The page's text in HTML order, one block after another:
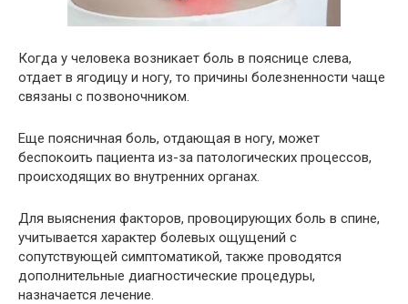
Когда у человека возникает боль в пояснице слева,
отдает в ягодицу и ногу, то причины болезненности чаще
связаны с позвоночником.
Еще поясничная боль, отдающая в ногу, может
беспокоить пациента из-за патологических процессов,
происходящих во внутренних органах.
Для выяснения факторов, провоцирующих боль в спине,
учитывается характер болевых ощущений с
сопутствующей симптоматикой, также проводятся
дополнительные диагностические процедуры,
назначается лечение.